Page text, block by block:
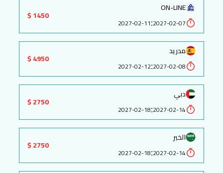
ON-LINE
2027-02-07
:
2027-02-11
1450 $
مدريد
2027-02-08
:
2027-02-12
4950 $
دبي
2027-02-14
:
2027-02-18
2750 $
الخبر
2027-02-14
:
2027-02-18
2750 $